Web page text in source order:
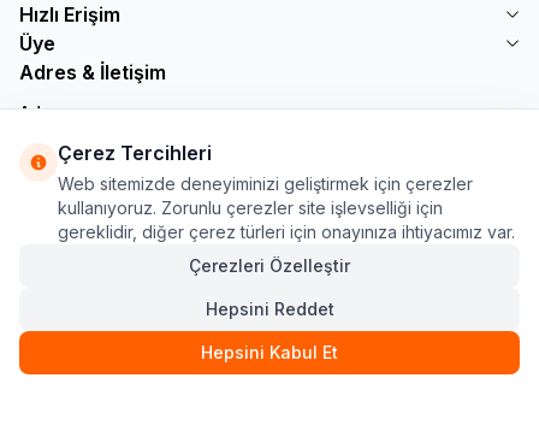
Hızlı Erişim
Üye
Adres & İletişim
Adres
İSTANBUL
Telefon
+90 555 560 27 32
E-Posta
ozdnylmz71@gmail.com
Çerez Tercihleri
Web sitemizde deneyiminizi geliştirmek için çerezler
kullanıyoruz. Zorunlu çerezler site işlevselliği için
gereklidir, diğer çerez türleri için onayınıza ihtiyacımız var.
Çerezleri Özelleştir
Hepsini Reddet
Hepsini Kabul Et